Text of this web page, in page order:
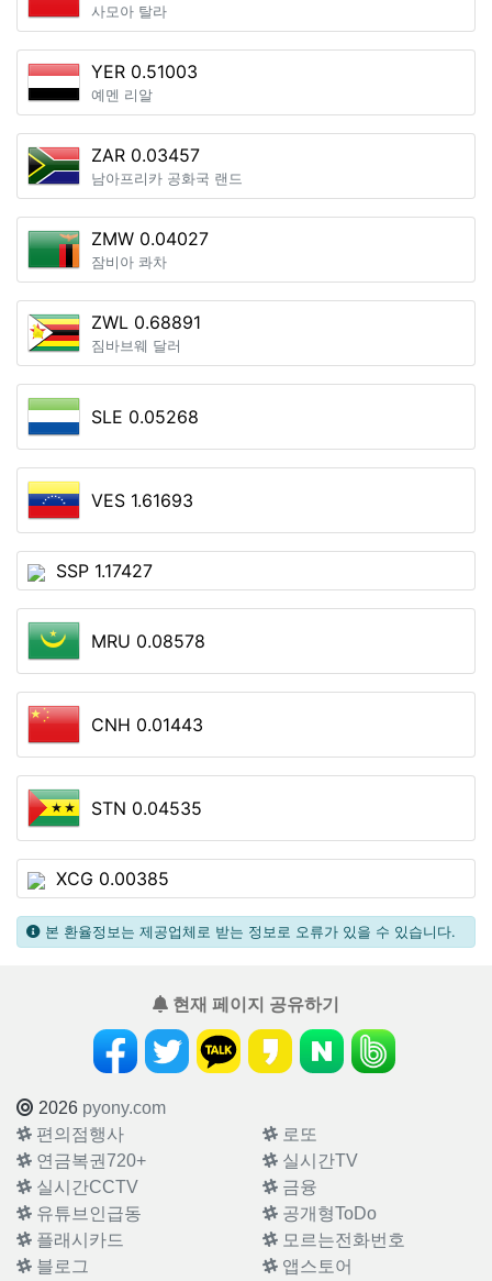
사모아 탈라
YER 0.51003
예멘 리알
ZAR 0.03457
남아프리카 공화국 랜드
ZMW 0.04027
잠비아 콰차
ZWL 0.68891
짐바브웨 달러
SLE 0.05268
VES 1.61693
SSP 1.17427
MRU 0.08578
CNH 0.01443
STN 0.04535
XCG 0.00385
본 환율정보는 제공업체로 받는 정보로 오류가 있을 수 있습니다.
현재 페이지 공유하기
2026 pyony.com
편의점행사
로또
연금복권720+
실시간TV
실시간CCTV
금융
유튜브인급동
공개형ToDo
플래시카드
모르는전화번호
블로그
앱스토어